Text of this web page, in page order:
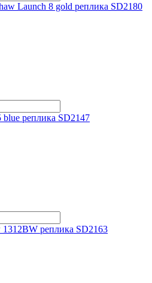
Launch 8 gold реплика SD2180
реплика SD2147
реплика SD2163